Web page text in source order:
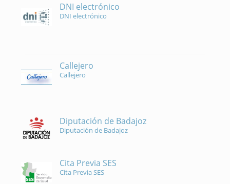
DNI electrónico
DNI electrónico
Callejero
Callejero
Diputación de Badajoz
Diputación de Badajoz
Cita Previa SES
Cita Previa SES